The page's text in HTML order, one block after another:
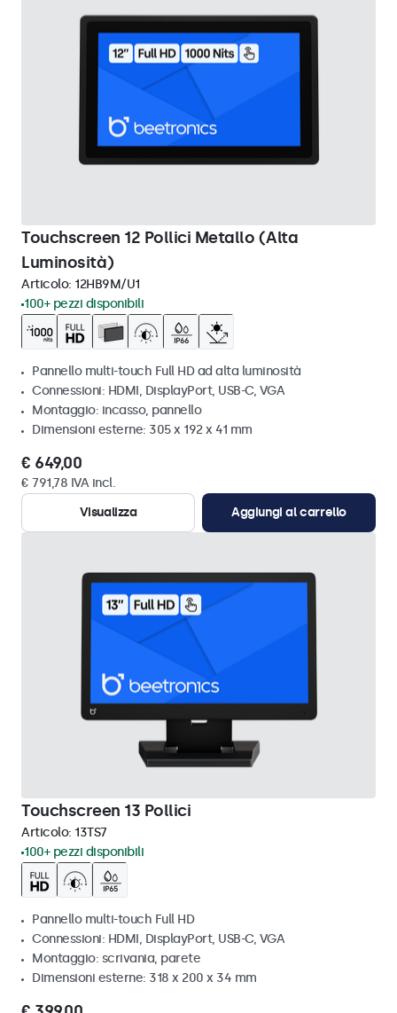
Touchscreen 12 Pollici Metallo (Alta
Luminosità)
Articolo: 12HB9M/U1
100+ pezzi disponibili
Pannello multi-touch Full HD ad alta luminosità
Connessioni: HDMI, DisplayPort, USB-C, VGA
Montaggio: incasso, pannello
Dimensioni esterne: 305 x 192 x 41 mm
€ 649,00
€ 791,78 IVA incl.
Visualizza
Aggiungi al carrello
Touchscreen 13 Pollici
Articolo: 13TS7
100+ pezzi disponibili
Pannello multi-touch Full HD
Connessioni: HDMI, DisplayPort, USB-C, VGA
Montaggio: scrivania, parete
Dimensioni esterne: 318 x 200 x 34 mm